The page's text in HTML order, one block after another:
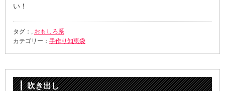
い！
タグ：, おもしろ系
カテゴリー： 手作り知恵袋
吹き出し